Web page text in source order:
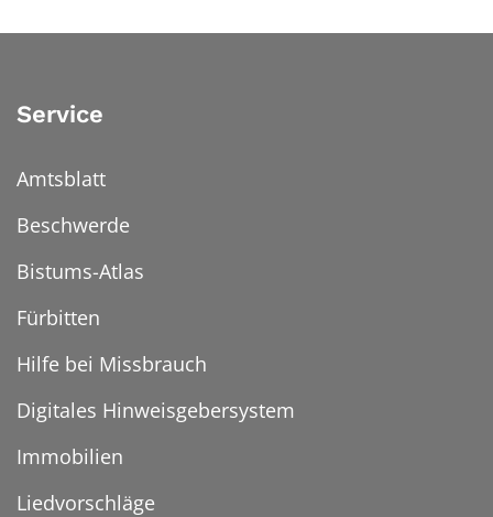
Service
Amtsblatt
Beschwerde
Bistums-Atlas
Fürbitten
Hilfe bei Missbrauch
Digitales Hinweisgebersystem
Immobilien
Liedvorschläge